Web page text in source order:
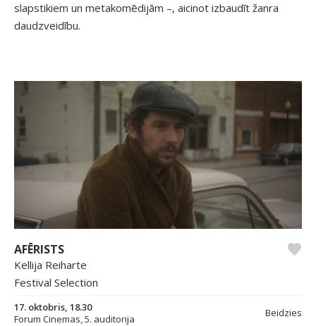
slapstikiem un metakomēdijām –, aicinot izbaudīt žanra
daudzveidību.
AFĒRISTS
Kellija Reiharte
Festival Selection
17. oktobris, 18.30
Forum Cinemas, 5. auditorija
Beidzies